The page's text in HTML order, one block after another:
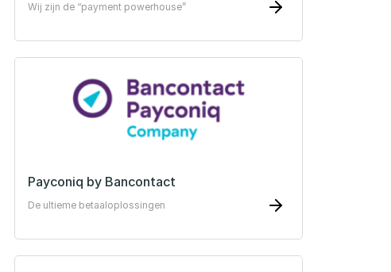
Wij zijn de “payment powerhouse”
Payconiq by Bancontact
De ultieme betaal­oplossingen